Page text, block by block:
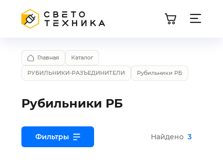
Главная Каталог
РУБИЛЬНИКИ-РАЗЪЕДИНИТЕЛИ Рубильники РБ
Рубильники РБ
Фильтры Найдено 3